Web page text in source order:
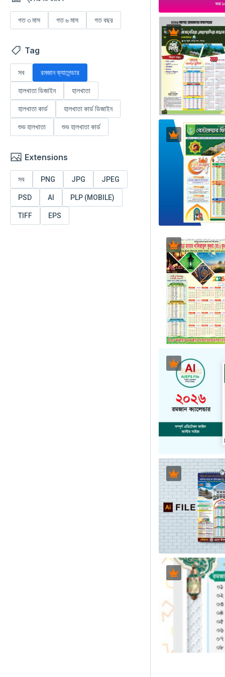
গত ৩ মাস গত ৬ মাস গত বছর
Tag
সব রমজান ক্যালেন্ডার
হালখাতা ডিজাইন হালখাতা
হালখাতা কার্ড হালখাতা কার্ড ডিজাইন
শুভ হালখাতা শুভ হালখাতা কার্ড
Extensions
সব PNG JPG JPEG
PSD AI PLP (MOBILE)
TIFF EPS